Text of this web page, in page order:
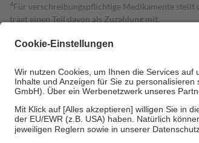
4Für verschreibungspflichtige Medikamente stellt
trägt einen Teil davon als Zuzahlung mit.
zu entrichten.
Bei Heilmitteln und häuslicher Krankenpflege
Um das Engagement der Versicherten für ihre
• Kindern und Jugendlichen bis zum vollendeten
• Untersuchungen zur Vorsorge und
• empfohlenen Schutzimpfungen
• Harn- und Blutteststreifen